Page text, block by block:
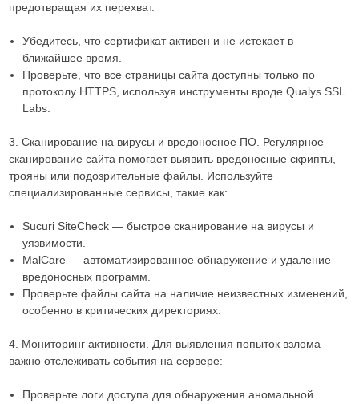
предотвращая их перехват.
Убедитесь, что сертификат активен и не истекает в
ближайшее время.
Проверьте, что все страницы сайта доступны только по
протоколу HTTPS, используя инструменты вроде Qualys SSL
Labs.
3. Сканирование на вирусы и вредоносное ПО. Регулярное
сканирование сайта помогает выявить вредоносные скрипты,
трояны или подозрительные файлы. Используйте
специализированные сервисы, такие как:
Sucuri SiteCheck — быстрое сканирование на вирусы и
уязвимости.
MalCare — автоматизированное обнаружение и удаление
вредоносных программ.
Проверьте файлы сайта на наличие неизвестных изменений,
особенно в критических директориях.
4. Мониторинг активности. Для выявления попыток взлома
важно отслеживать события на сервере:
Проверьте логи доступа для обнаружения аномальной